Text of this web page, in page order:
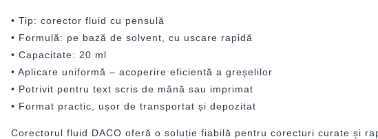
• Tip: corector fluid cu pensulă
• Formulă: pe bază de solvent, cu uscare rapidă
• Capacitate: 20 ml
• Aplicare uniformă – acoperire eficientă a greșelilor
• Potrivit pentru text scris de mână sau imprimat
• Format practic, ușor de transportat și depozitat
Corectorul fluid DACO oferă o soluție fiabilă pentru corecturi curate și